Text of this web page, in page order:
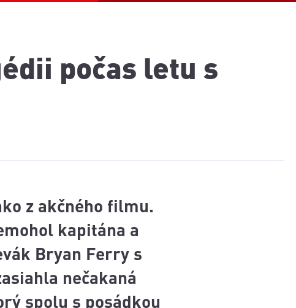
počas letu s
z akčného filmu.
kapitána a
Bryan Ferry s
nečakaná
spolu s posádkou